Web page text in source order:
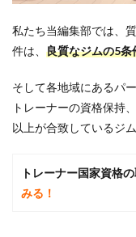
まプ
ラー
ザ店
｜長
に健
康で
機能
的な
ポー
私たち当編集部では、
件は、 良質なジムの5条
そして各地域にあるパ
トレーナーの資格保持
以上が合致しているジ
トレーナー国家資格
みる！